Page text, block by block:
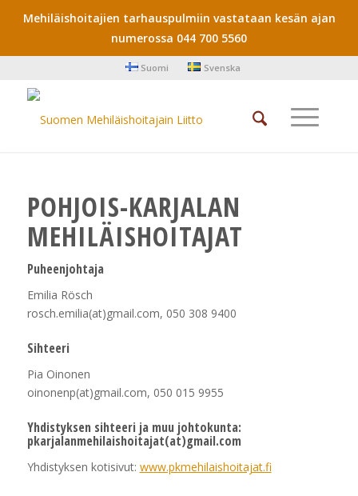
Mehiläishoitajien tarhauspulmiin vastataan kesän ajan
numerossa 044 700 5560
Suomi Svenska
POHJOIS-KARJALAN
MEHILÄISHOITAJAT
Puheenjohtaja
Emilia Rösch
rosch.emilia(at)gmail.com, 050 308 9400
Sihteeri
Pia Oinonen
oinonenp(at)gmail.com, 050 015 9955
Yhdistyksen sihteeri ja muu johtokunta:
pkarjalanmehilaishoitajat(at)gmail.com
Yhdistyksen kotisivut: www.pkmehilaishoitajat.fi